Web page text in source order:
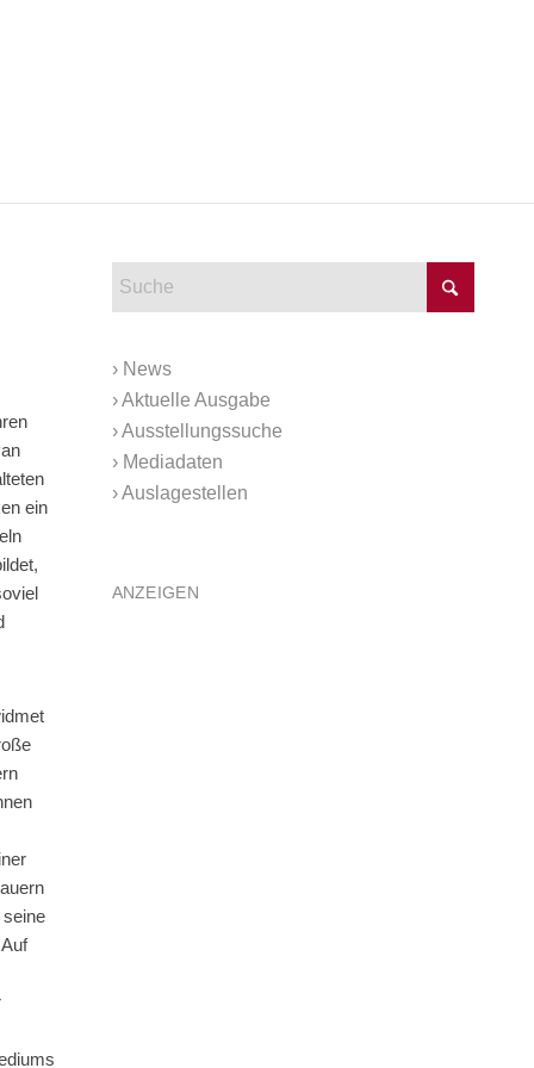
ein
› News
›Aktuelle Ausgabe
›Ausstellungssuche
› Mediadaten
›Auslagestellen
ANZEIGEN